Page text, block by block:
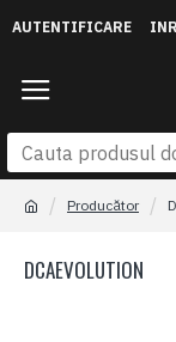
AUTENTIFICARE
Producător
DCAEVOLUTION